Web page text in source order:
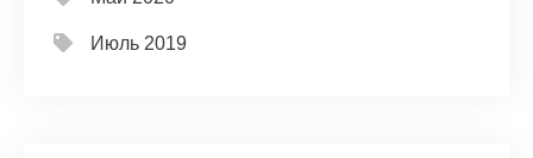
Июль 2019